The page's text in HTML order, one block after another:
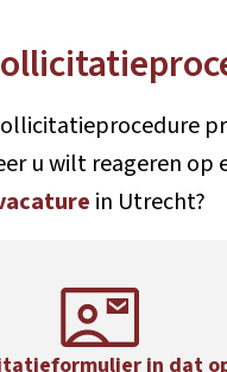
u wilt reageren op
in Utrecht?
in dat